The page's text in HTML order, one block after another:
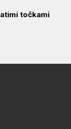
točkami